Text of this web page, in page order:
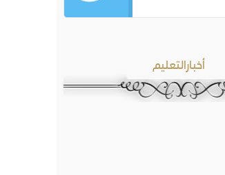
أخبارالتعليم